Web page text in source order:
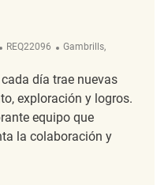
ReqId
REQ22096 Ubicación
Gambrills,
día trae nuevas
exploración y logros.
equipo que
la colaboración y